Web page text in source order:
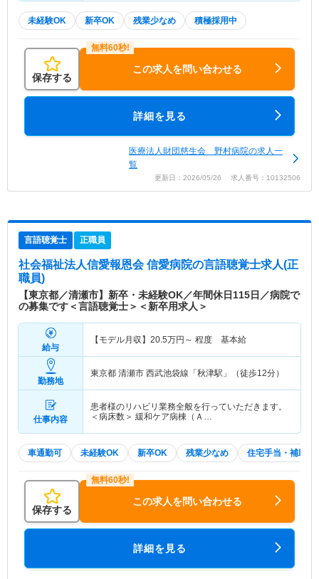
未経験OK 新卒OK 残業少なめ 積極採用中
保存する
この求人を問い合わせる
詳細を見る
医療法人財団慈生会 野村病院の求人一
覧
更新日：2026/05/26 求人番号：10132506
言語聴覚士 正職員
社会福祉法人信愛報恩会 信愛病院の言語聴覚士求人(正
職員)
【東京都／清瀬市】新卒・未経験OK／年間休日115日／病院で
の募集です＜言語聴覚士＞＜新卒用求人＞
給与
【モデル月収】 20.5万円～ 程度 基本給
勤務地
東京都 清瀬市 西武池袋線「秋津駅」（徒歩12分）
仕事内容
患者様のリハビリ業務全般を行っていただきます。
＜病床数＞ 緩和ケア病棟（Ａ…
車通勤可 未経験OK 新卒OK 残業少なめ 住宅手当・補助
保存する
この求人を問い合わせる
詳細を見る